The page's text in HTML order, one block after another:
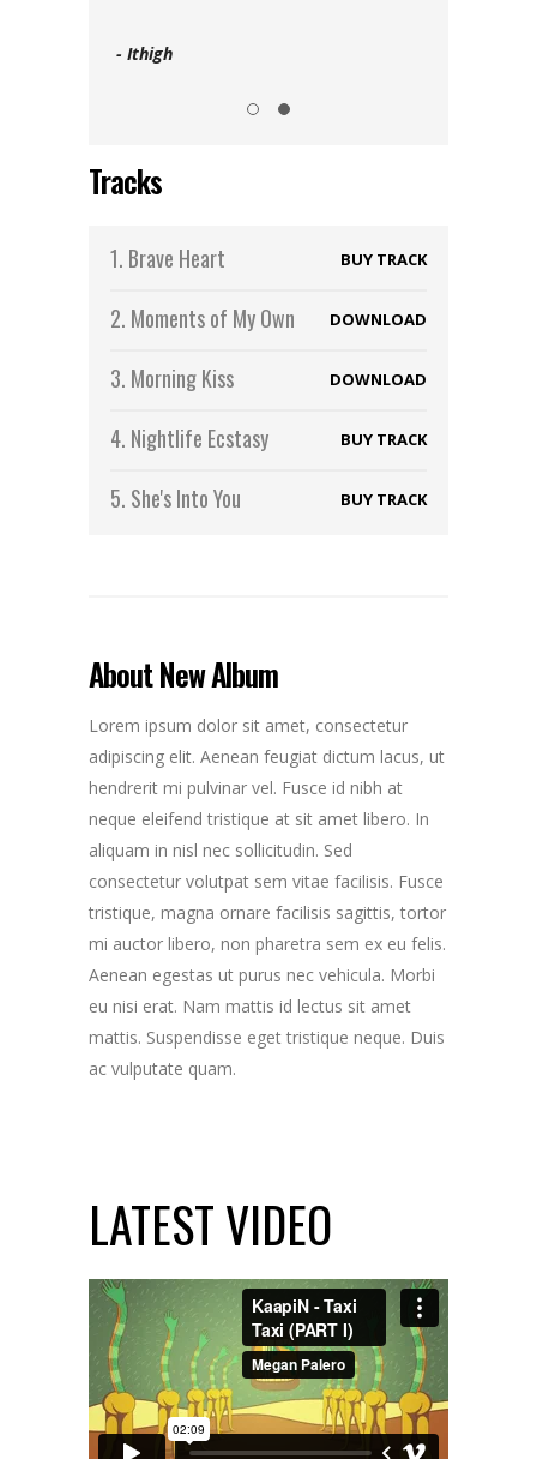
Tracks
1. Brave Heart BUY TRACK
2. Moments of My Own DOWNLOAD
3. Morning Kiss DOWNLOAD
4. Nightlife Ecstasy BUY TRACK
5. She's Into You BUY TRACK
About New Album
Lorem ipsum dolor sit amet, consectetur
adipiscing elit. Aenean feugiat dictum lacus, ut
hendrerit mi pulvinar vel. Fusce id nibh at
neque eleifend tristique at sit amet libero. In
aliquam in nisl nec sollicitudin. Sed
consectetur volutpat sem vitae facilisis. Fusce
tristique, magna ornare facilisis sagittis, tortor
mi auctor libero, non pharetra sem ex eu felis.
Aenean egestas ut purus nec vehicula. Morbi
eu nisi erat. Nam mattis id lectus sit amet
mattis. Suspendisse eget tristique neque. Duis
ac vulputate quam.
LATEST VIDEO